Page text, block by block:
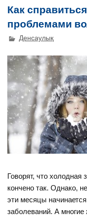
Как
проблемами
Денсаулық
Говорят, что холодная
кончено так. Однако,
эти месяцы
заболеваний. А